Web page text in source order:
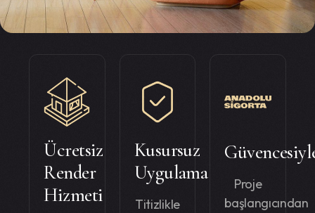
Ücretsiz
Render
Hizmeti
Kusursuz
Uygulama
Titizlikle
Proje
başlangıcından